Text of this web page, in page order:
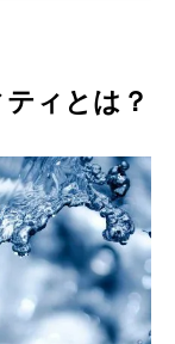
ィとは？